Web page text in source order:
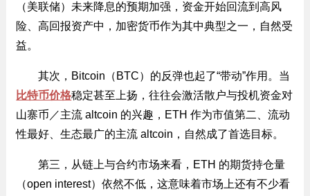
（美联储）未来降息的预期加强，资金开始回流到高风
险、高回报资产中，加密货币作为其中典型之一，自然受
益。
其次，Bitcoin（BTC）的反弹也起了“带动”作用。当
比特币价格稳定甚至上扬，往往会激活散户与投机资金对
山寨币／主流 altcoin 的兴趣，ETH 作为市值第二、流动
性最好、生态最广的主流 altcoin，自然成了首选目标。
第三，从链上与合约市场来看，ETH 的期货持仓量
（open interest）依然不低，这意味着市场上还有不少看